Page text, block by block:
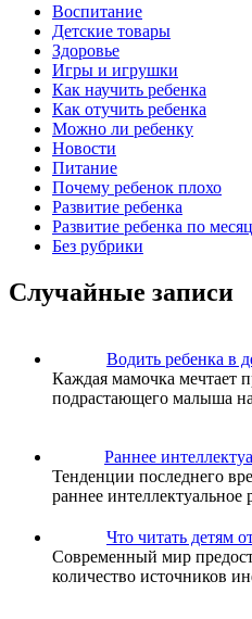
Воспитание
Детские товары
Здоровье
Игры и игрушки
Как научить ребенка
Как отучить ребенка
Можно ли ребенку
Новости
Питание
Почему ребенок плохо
Развитие ребенка
Развитие ребенка по
Без рубрики
Случайные записи
Водить ребенка в
Каждая мамочка мечтает
подрастающего малыша
Раннее
Тенденции последнего
раннее интеллектуальное
Что читать детям
Современный мир
количество источников